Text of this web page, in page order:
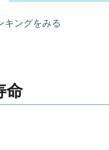
キングをみる
命